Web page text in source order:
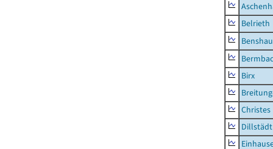
Belrieth
Birx
Christes
Dillstädt